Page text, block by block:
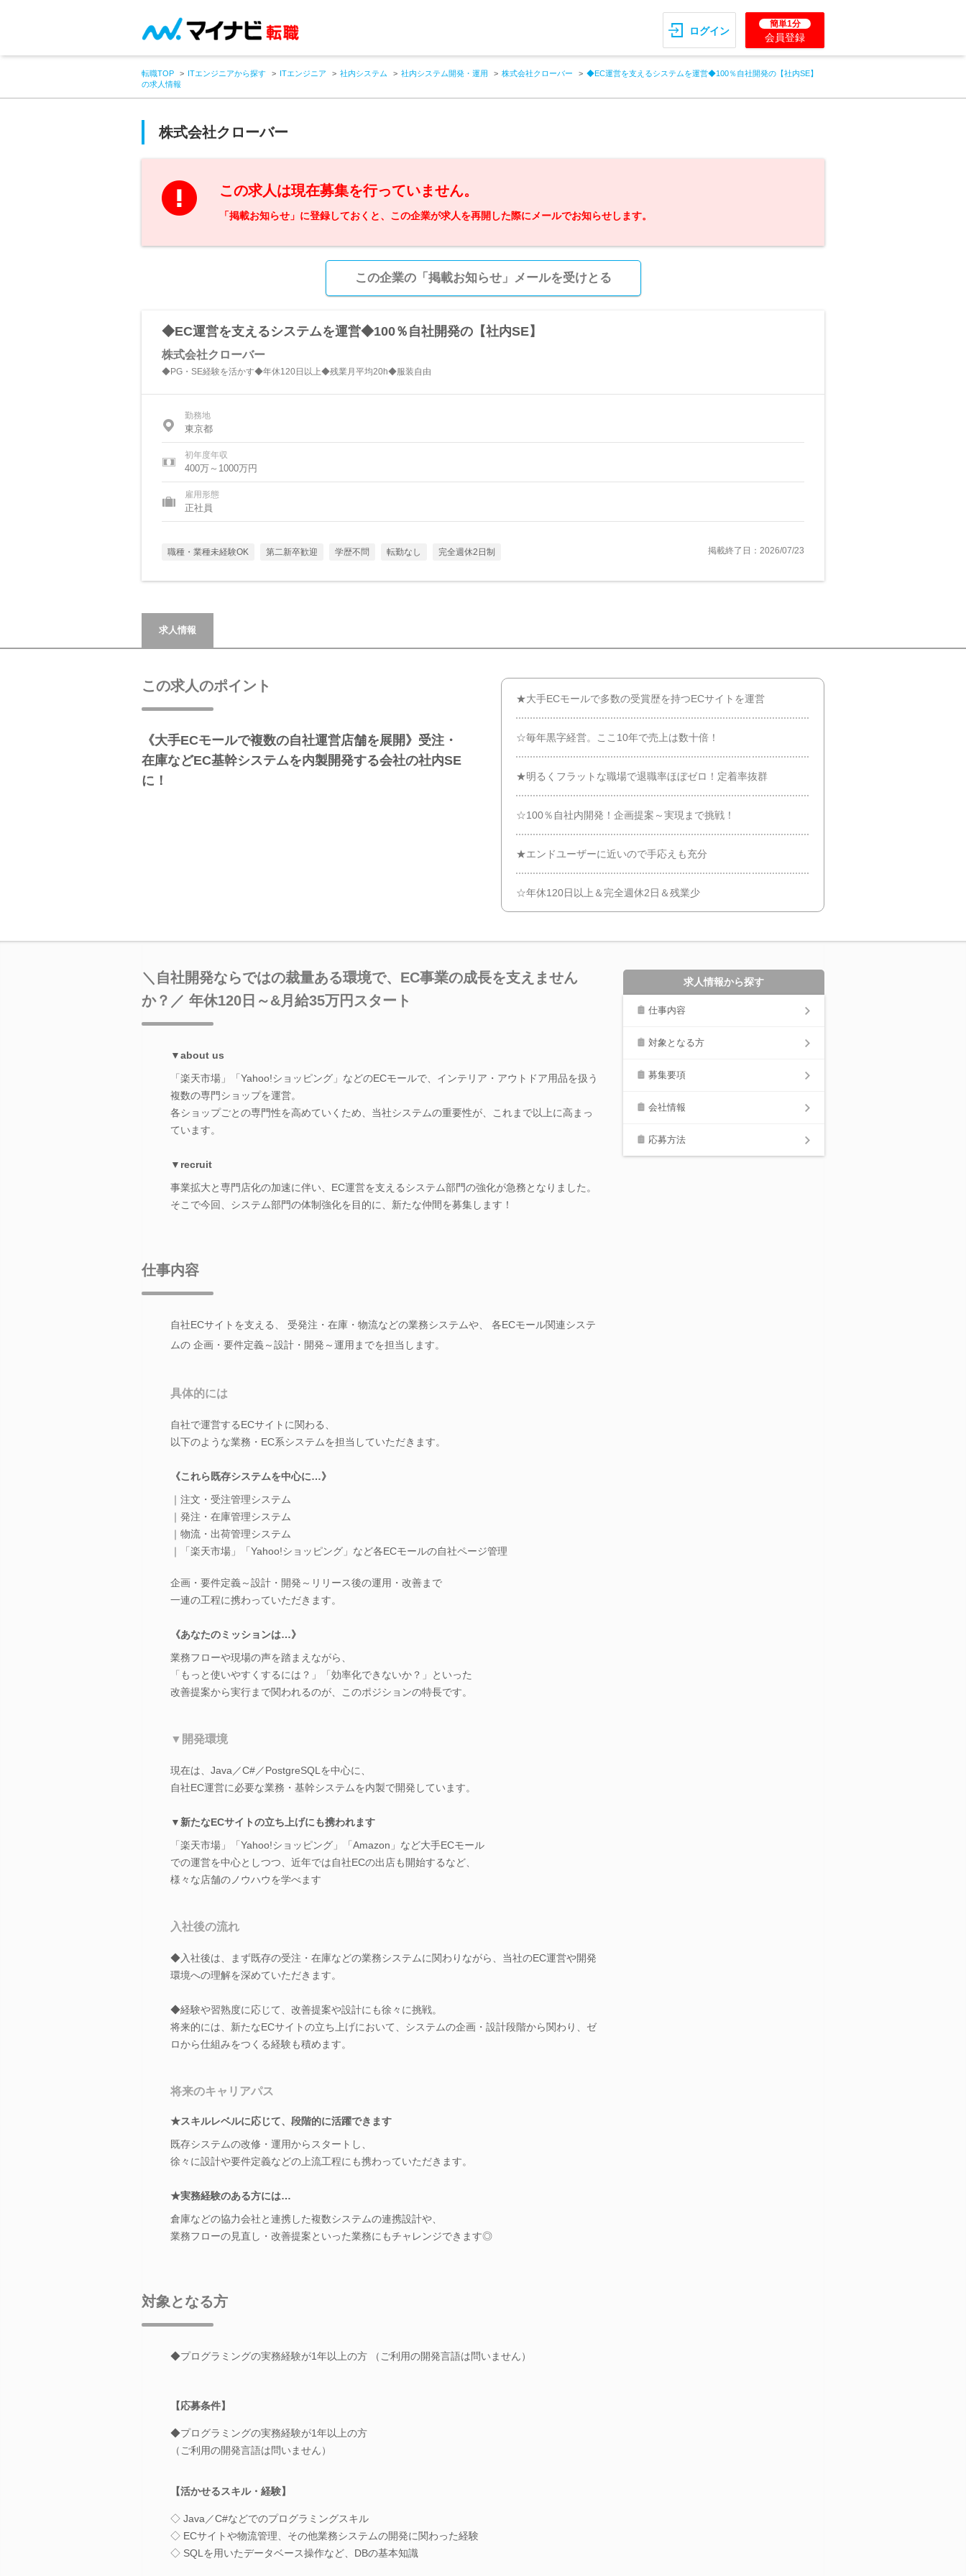
ログイン
簡単1分
会員登録
転職TOP ITエンジニアから探す ITエンジニア 社内システム 社内システム開発・運用 株式会社クローバー
◆EC運営を支えるシステムを運営◆100％自社開発の【社内SE】
の求人情報
株式会社クローバー
この求人は現在募集を行っていません。
「掲載お知らせ」に登録しておくと、この企業が求人を再開した際にメールでお知らせします。
この企業の「掲載お知らせ」メールを受けとる
◆EC運営を支えるシステムを運営◆100％自社開発の【社内SE】
株式会社クローバー
◆PG・SE経験を活かす◆年休120日以上◆残業月平均20h◆服装自由
勤務地
東京都
初年度年収
400万～1000万円
雇用形態
正社員
職種・業種未経験OK 第二新卒歓迎 学歴不問 転勤なし 完全週休2日制 掲載終了日：2026/07/23
求人情報
この求人のポイント
《大手ECモールで複数の自社運営店舗を展開》受注・
在庫などEC基幹システムを内製開発する会社の社内SE
に！
★大手ECモールで多数の受賞歴を持つECサイトを運営
☆毎年黒字経営。ここ10年で売上は数十倍！
★明るくフラットな職場で退職率ほぼゼロ！定着率抜群
☆100％自社内開発！企画提案～実現まで挑戦！
★エンドユーザーに近いので手応えも充分
☆年休120日以上＆完全週休2日＆残業少
＼自社開発ならではの裁量ある環境で、EC事業の成長を支えません
か？／ 年休120日～&月給35万円スタート
▼about us
「楽天市場」「Yahoo!ショッピング」などのECモールで、インテリア・アウトドア用品を扱う
複数の専門ショップを運営。
各ショップごとの専門性を高めていくため、当社システムの重要性が、これまで以上に高まっ
ています。
▼recruit
事業拡大と専門店化の加速に伴い、EC運営を支えるシステム部門の強化が急務となりました。
そこで今回、システム部門の体制強化を目的に、新たな仲間を募集します！
仕事内容
自社ECサイトを支える、 受発注・在庫・物流などの業務システムや、 各ECモール関連システ
ムの 企画・要件定義～設計・開発～運用までを担当します。
具体的には
自社で運営するECサイトに関わる、
以下のような業務・EC系システムを担当していただきます。
《これら既存システムを中心に…》
｜注文・受注管理システム
｜発注・在庫管理システム
｜物流・出荷管理システム
｜「楽天市場」「Yahoo!ショッピング」など各ECモールの自社ページ管理
企画・要件定義～設計・開発～リリース後の運用・改善まで
一連の工程に携わっていただきます。
《あなたのミッションは…》
業務フローや現場の声を踏まえながら、
「もっと使いやすくするには？」「効率化できないか？」といった
改善提案から実行まで関われるのが、このポジションの特長です。
▼開発環境
現在は、Java／C#／PostgreSQLを中心に、
自社EC運営に必要な業務・基幹システムを内製で開発しています。
▼新たなECサイトの立ち上げにも携われます
「楽天市場」「Yahoo!ショッピング」「Amazon」など大手ECモール
での運営を中心としつつ、近年では自社ECの出店も開始するなど、
様々な店舗のノウハウを学べます
入社後の流れ
◆入社後は、まず既存の受注・在庫などの業務システムに関わりながら、当社のEC運営や開発
環境への理解を深めていただきます。
◆経験や習熟度に応じて、改善提案や設計にも徐々に挑戦。
将来的には、新たなECサイトの立ち上げにおいて、システムの企画・設計段階から関わり、ゼ
ロから仕組みをつくる経験も積めます。
将来のキャリアパス
★スキルレベルに応じて、段階的に活躍できます
既存システムの改修・運用からスタートし、
徐々に設計や要件定義などの上流工程にも携わっていただきます。
★実務経験のある方には…
倉庫などの協力会社と連携した複数システムの連携設計や、
業務フローの見直し・改善提案といった業務にもチャレンジできます◎
対象となる方
◆プログラミングの実務経験が1年以上の方 （ご利用の開発言語は問いません）
【応募条件】
◆プログラミングの実務経験が1年以上の方
（ご利用の開発言語は問いません）
【活かせるスキル・経験】
◇ Java／C#などでのプログラミングスキル
◇ ECサイトや物流管理、その他業務システムの開発に関わった経験
◇ SQLを用いたデータベース操作など、DBの基本知識
求人情報から探す
仕事内容
対象となる方
募集要項
会社情報
応募方法